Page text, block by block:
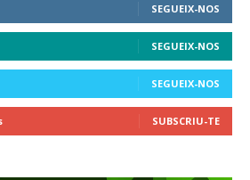
SEGUEIX-NOS
SEGUEIX-NOS
SEGUEIX-NOS
SUBSCRIU-TE